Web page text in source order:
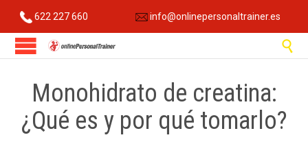
622 227 660 info@onlinepersonaltrainer.es

Monohidrato de creatina:
¿Qué es y por qué tomarlo?